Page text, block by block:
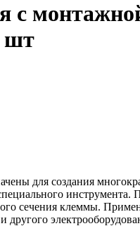
с
шт
для создания
сечения клеммы.
другого